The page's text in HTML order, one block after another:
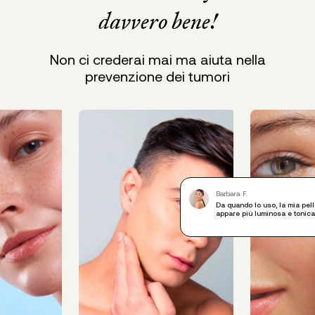
davvero bene!
Non ci crederai mai ma aiuta nella
prevenzione dei tumori
Barbara F.
Da quando lo uso, la mia
appare più luminosa e tonica